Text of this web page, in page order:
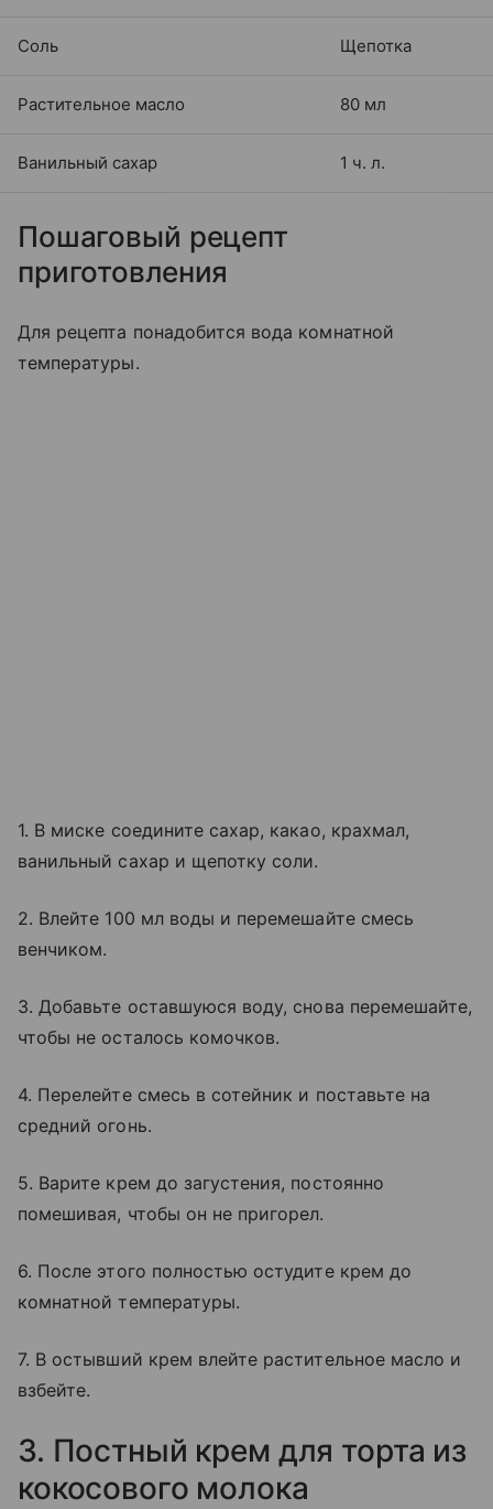
Соль Щепотка
Растительное масло 80 мл
Ванильный сахар 1 ч. л.
Пошаговый рецепт
приготовления
Для рецепта понадобится вода комнатной
температуры.
1. В миске соедините сахар, какао, крахмал,
ванильный сахар и щепотку соли.
2. Влейте 100 мл воды и перемешайте смесь
венчиком.
3. Добавьте оставшуюся воду, снова перемешайте,
чтобы не осталось комочков.
4. Перелейте смесь в сотейник и поставьте на
средний огонь.
5. Варите крем до загустения, постоянно
помешивая, чтобы он не пригорел.
6. После этого полностью остудите крем до
комнатной температуры.
7. В остывший крем влейте растительное масло и
взбейте.
3. Постный крем для торта из
кокосового молока